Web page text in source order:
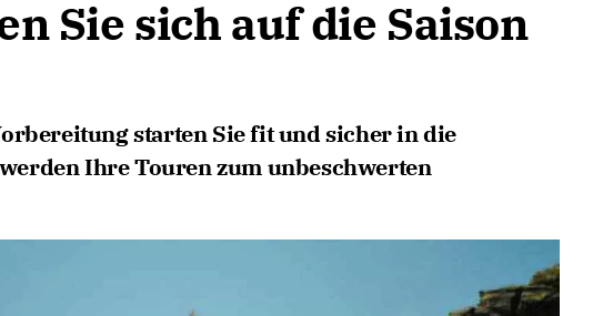
Sie sich auf die Saison
starten Sie fit und sicher in die
Ihre Touren zum unbeschwerten